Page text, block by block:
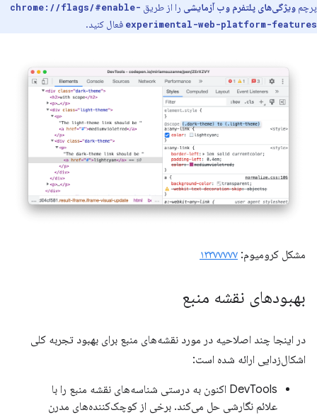
پرچم ویژگی‌های پلتفرم وب آزمایشی را از طریق chrome://flags/#enable-
experimental-web-platform-features فعال کنید.
مشکل کرومیوم: ۱۳۳۷۷۷۷۷
بهبودهای نقشه منبع
در اینجا چند اصلاحیه در مورد نقشه‌های منبع برای بهبود تجربه کلی
اشکال‌زدایی ارائه شده است:
DevTools اکنون به درستی شناسه‌های نقشه منبع را با
علائم نگارشی حل می‌کند. برخی از کوچک‌کننده‌های مدرن